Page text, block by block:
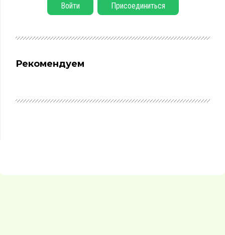
Войти Присоединиться
Рекомендуем